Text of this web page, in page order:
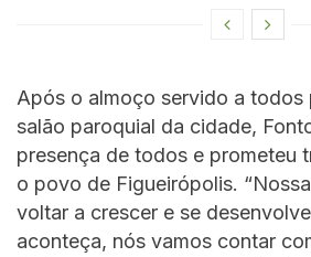
Após o almoço servido a todos
salão paroquial da cidade,
presença de todos e prometeu
o povo de Figueirópolis.
voltar a crescer e se
aconteça, nós vamos contar